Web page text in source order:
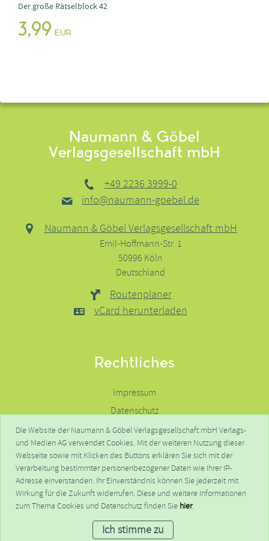
Der große Rätselblock 42
3,99 EUR
Die Website der Naumann & Göbel Verlagsgesellschaft mbH Verlags-
und Medien AG verwendet Cookies. Mit der weiteren Nutzung dieser
Webseite sowie mit Klicken des Buttons erklären Sie sich mit der
Verarbeitung bestimmter personenbezogener Daten wie Ihrer IP-
Adresse einverstanden. Ihr Einverständnis können Sie jederzeit mit
Wirkung für die Zukunft widerrufen. Diese und weitere Informationen
zum Thema Cookies und Datenschutz finden Sie hier.
Naumann & Göbel
Verlagsgesellschaft mbH
+49 2236 3999-0
info@naumann-goebel.de
Naumann & Göbel Verlagsgesellschaft mbH
Emil-Hoffmann-Str. 1
50996 Köln
Deutschland
Routenplaner
vCard herunterladen
Rechtliches
Impressum
Datenschutz
Haftungsausschluss
Kontakte
FAQ
© NGV - Naumann & Göbel Verlagsgesellschaft mbH - 2026